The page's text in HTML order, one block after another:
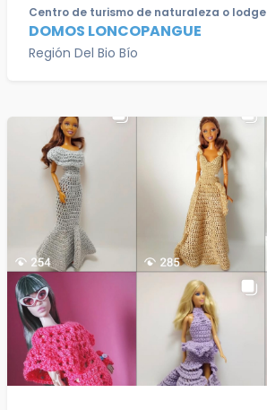
Centro de turismo de naturaleza o lodge
DOMOS LONCOPANGUE
Región Del Bio Bío